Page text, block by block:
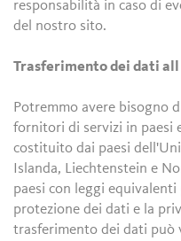
responsabilità in caso di
del nostro sito.
Trasferimento dei dati
Potremmo avere bisogno
fornitori di servizi in paesi
costituito dai paesi
Islanda, Liechtenstein e
paesi con leggi
protezione dei dati e la
trasferimento dei dati può